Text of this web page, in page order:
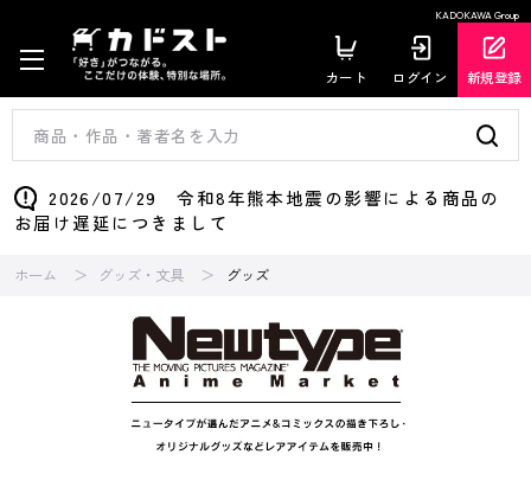
KADOKAWA Group
カート ログイン 新規登録
2026/07/29 令和8年熊本地震の影響による商品の
お届け遅延につきまして
ホーム グッズ・文具 グッズ